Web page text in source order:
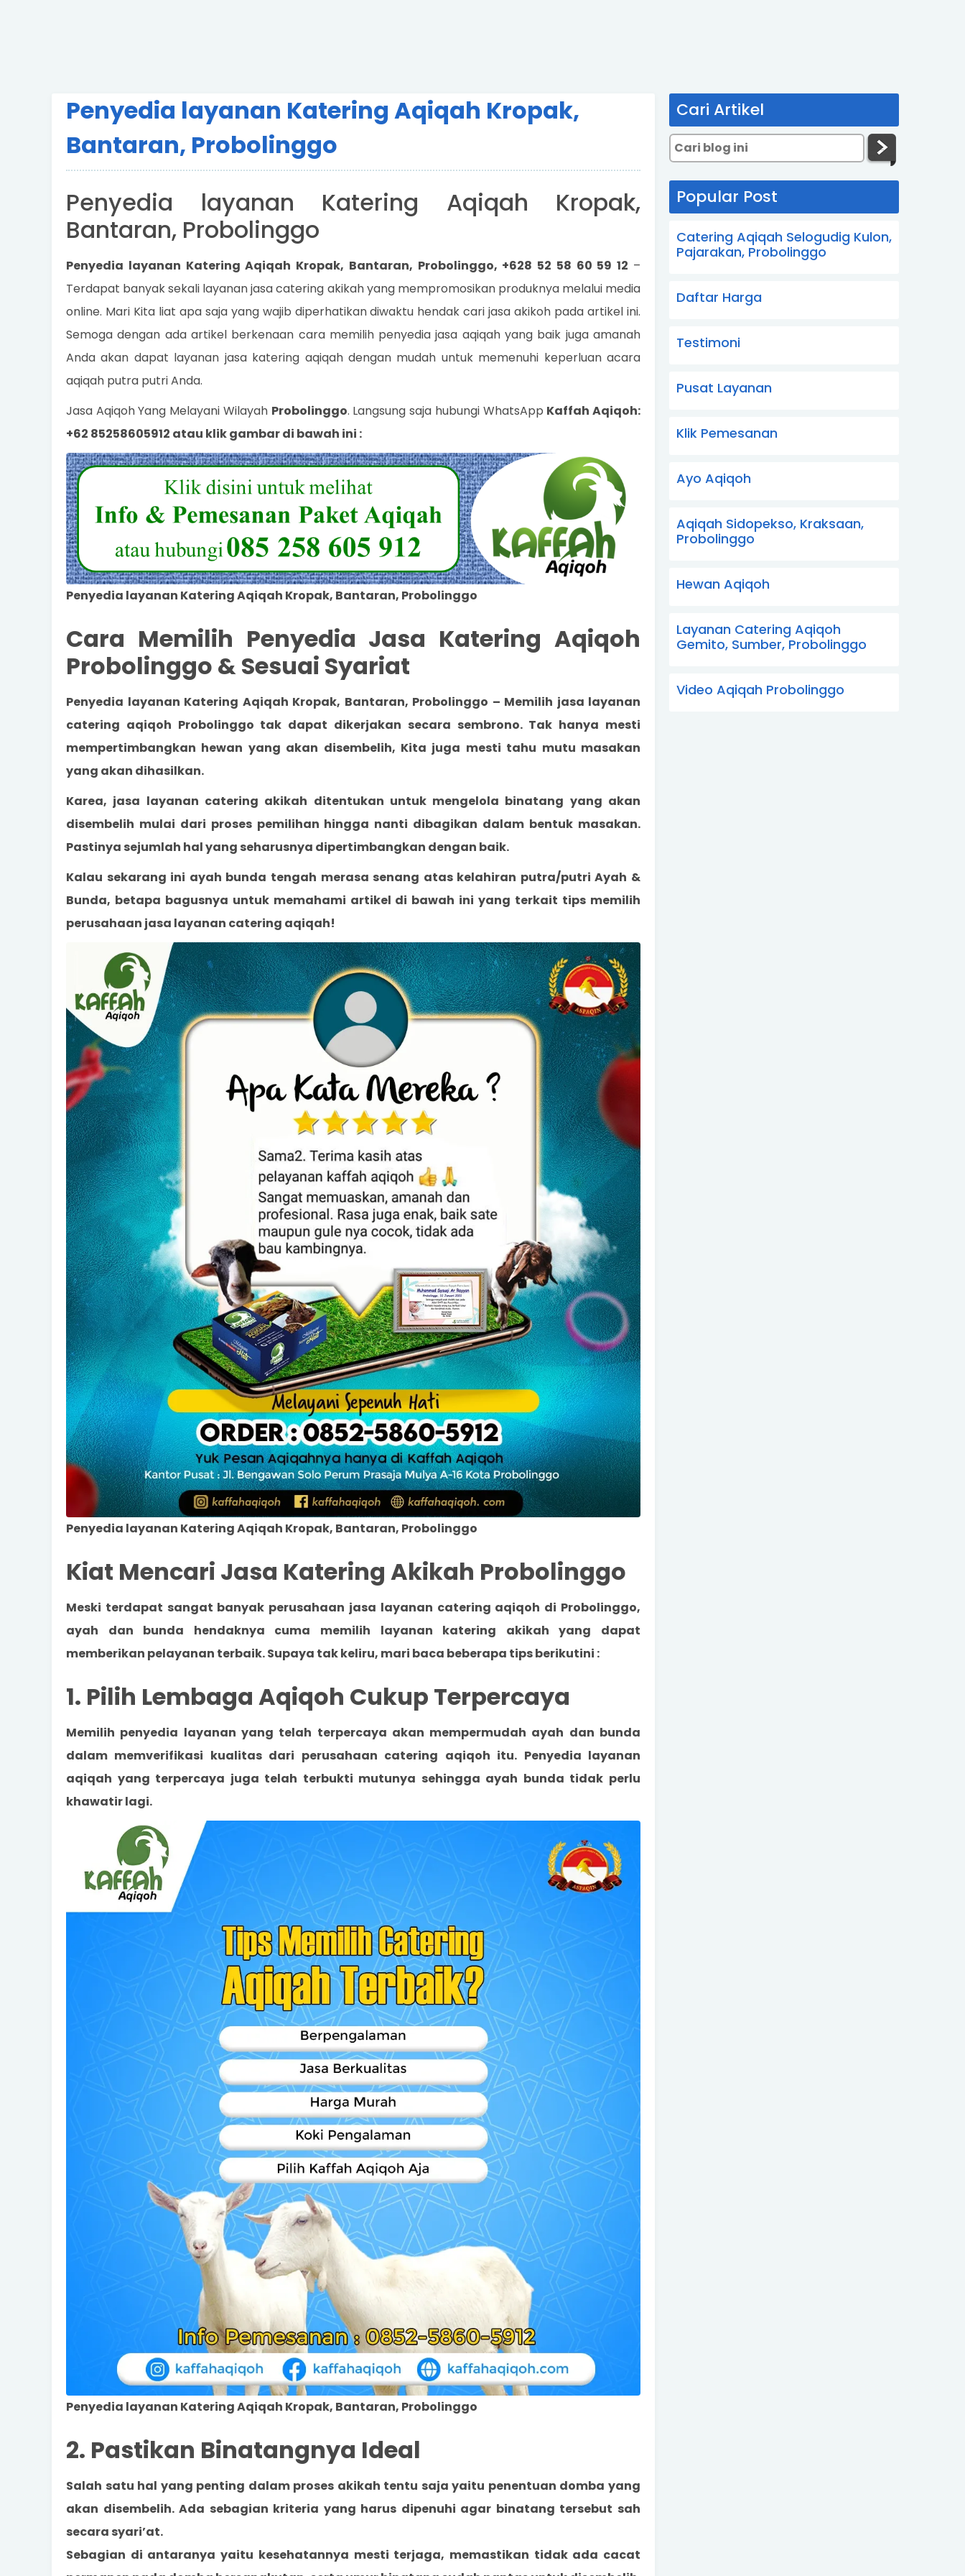
Penyedia layanan Katering Aqiqah Kropak,
Bantaran, Probolinggo
Penyedia layanan Katering Aqiqah Kropak,
Bantaran, Probolinggo
Penyedia layanan Katering Aqiqah Kropak, Bantaran, Probolinggo, +628 52 58 60 59 12 –
Terdapat banyak sekali layanan jasa catering akikah yang mempromosikan produknya melalui media
online. Mari Kita liat apa saja yang wajib diperhatikan diwaktu hendak cari jasa akikoh pada artikel ini.
Semoga dengan ada artikel berkenaan cara memilih penyedia jasa aqiqah yang baik juga amanah
Anda akan dapat layanan jasa katering aqiqah dengan mudah untuk memenuhi keperluan acara
aqiqah putra putri Anda.
Jasa Aqiqoh Yang Melayani Wilayah Probolinggo. Langsung saja hubungi WhatsApp Kaffah Aqiqoh:
+62 85258605912 atau klik gambar di bawah ini :
Penyedia layanan Katering Aqiqah Kropak, Bantaran, Probolinggo
Cara Memilih Penyedia Jasa Katering Aqiqoh
Probolinggo & Sesuai Syariat
Penyedia layanan Katering Aqiqah Kropak, Bantaran, Probolinggo – Memilih jasa layanan
catering aqiqoh Probolinggo tak dapat dikerjakan secara sembrono. Tak hanya mesti
mempertimbangkan hewan yang akan disembelih, Kita juga mesti tahu mutu masakan
yang akan dihasilkan.
Karea, jasa layanan catering akikah ditentukan untuk mengelola binatang yang akan
disembelih mulai dari proses pemilihan hingga nanti dibagikan dalam bentuk masakan.
Pastinya sejumlah hal yang seharusnya dipertimbangkan dengan baik.
Kalau sekarang ini ayah bunda tengah merasa senang atas kelahiran putra/putri Ayah &
Bunda, betapa bagusnya untuk memahami artikel di bawah ini yang terkait tips memilih
perusahaan jasa layanan catering aqiqah!
Penyedia layanan Katering Aqiqah Kropak, Bantaran, Probolinggo
Kiat Mencari Jasa Katering Akikah Probolinggo
Meski terdapat sangat banyak perusahaan jasa layanan catering aqiqoh di Probolinggo,
ayah dan bunda hendaknya cuma memilih layanan katering akikah yang dapat
memberikan pelayanan terbaik. Supaya tak keliru, mari baca beberapa tips berikutini :
1. Pilih Lembaga Aqiqoh Cukup Terpercaya
Memilih penyedia layanan yang telah terpercaya akan mempermudah ayah dan bunda
dalam memverifikasi kualitas dari perusahaan catering aqiqoh itu. Penyedia layanan
aqiqah yang terpercaya juga telah terbukti mutunya sehingga ayah bunda tidak perlu
khawatir lagi.
Penyedia layanan Katering Aqiqah Kropak, Bantaran, Probolinggo
2. Pastikan Binatangnya Ideal
Salah satu hal yang penting dalam proses akikah tentu saja yaitu penentuan domba yang
akan disembelih. Ada sebagian kriteria yang harus dipenuhi agar binatang tersebut sah
secara syari’at.
Sebagian di antaranya yaitu kesehatannya mesti terjaga, memastikan tidak ada cacat
Cari Artikel
Popular Post
Catering Aqiqah Selogudig Kulon,
Pajarakan, Probolinggo
Daftar Harga
Testimoni
Pusat Layanan
Klik Pemesanan
Ayo Aqiqoh
Aqiqah Sidopekso, Kraksaan,
Probolinggo
Hewan Aqiqoh
Layanan Catering Aqiqoh
Gemito, Sumber, Probolinggo
Video Aqiqah Probolinggo